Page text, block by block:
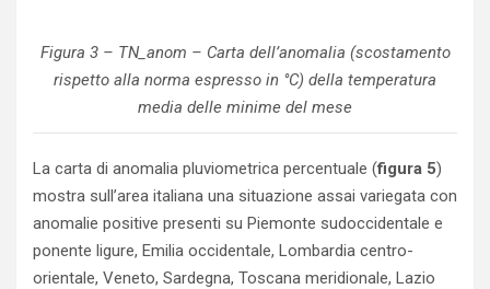
Figura 3 – TN_anom – Carta dell’anomalia (scostamento
rispetto alla norma espresso in °C) della temperatura
media delle minime del mese
La carta di anomalia pluviometrica percentuale (figura 5)
mostra sull’area italiana una situazione assai variegata con
anomalie positive presenti su Piemonte sudoccidentale e
ponente ligure, Emilia occidentale, Lombardia centro-
orientale, Veneto, Sardegna, Toscana meridionale, Lazio